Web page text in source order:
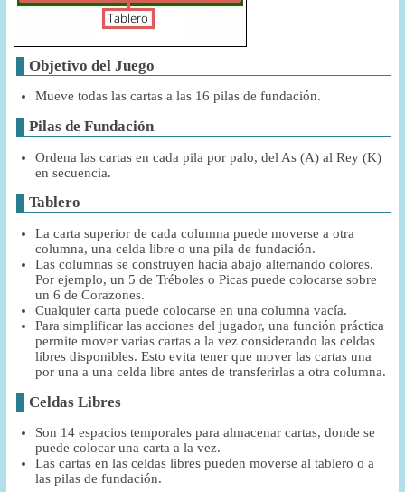
Objetivo del Juego
Mueve todas las cartas a las 16 pilas de fundación.
Pilas de Fundación
Ordena las cartas en cada pila por palo, del As (A) al Rey (K)
en secuencia.
Tablero
La carta superior de cada columna puede moverse a otra
columna, una celda libre o una pila de fundación.
Las columnas se construyen hacia abajo alternando colores.
Por ejemplo, un 5 de Tréboles o Picas puede colocarse sobre
un 6 de Corazones.
Cualquier carta puede colocarse en una columna vacía.
Para simplificar las acciones del jugador, una función práctica
permite mover varias cartas a la vez considerando las celdas
libres disponibles. Esto evita tener que mover las cartas una
por una a una celda libre antes de transferirlas a otra columna.
Celdas Libres
Son 14 espacios temporales para almacenar cartas, donde se
puede colocar una carta a la vez.
Las cartas en las celdas libres pueden moverse al tablero o a
las pilas de fundación.